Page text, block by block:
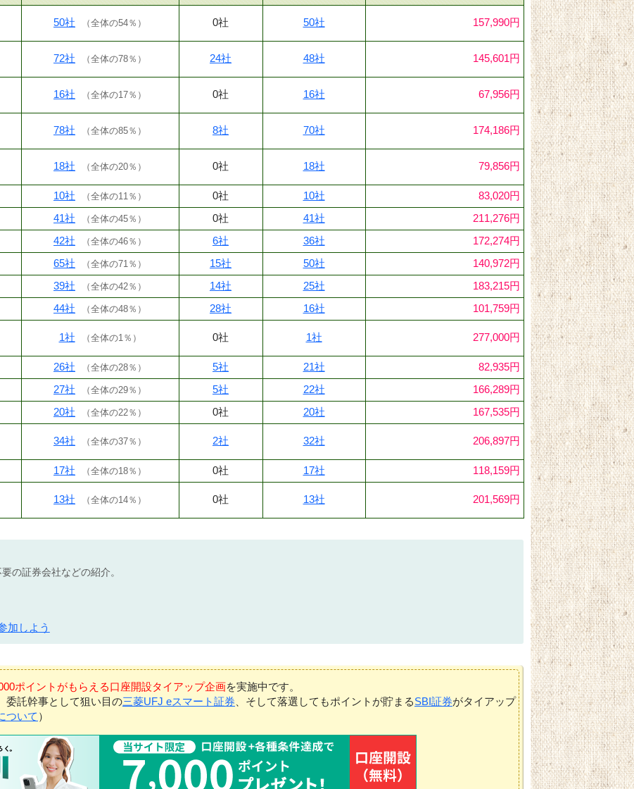
50社 （全体の54％ ） 0社 50社 157,990円
72社 （全体の78％ ） 24社 48社 145,601円
16社 （全体の17％ ） 0社 16社 67,956円
78社 （全体の85％ ） 8社 70社 174,186円
18社 （全体の20％ ） 0社 18社 79,856円
10社 （全体の11％ ） 0社 10社
83,020円
41社 （全体の45％ ） 0社 41社
211,276円
42社 （全体の46％ ） 6社 36社
172,274円
65社 （全体の71％ ） 15社 50社
140,972円
39社 （全体の42％ ） 14社 25社
183,215円
44社 （全体の48％ ） 28社 16社 101,759円
1社 （全体の1％ ） 0社 1社 277,000円
26社 （全体の28％ ） 5社 21社
82,935円
27社 （全体の29％ ） 5社 22社
166,289円
20社 （全体の22％ ） 0社 20社 167,535円
34社 （全体の37％ ） 2社 32社 206,897円
17社 （全体の18％ ） 0社 17社 118,159円
13社 （全体の14％ ） 0社 13社 201,569円
の証券会社などの紹介。
加しよう
ポイントがもらえる口座開設タイアップ企画を実施中です。
、委託幹事として狙い目の三菱UFJ eスマート証券 、そして落選してもポイントが貯まるSBI証券がタイアップ
ついて ）